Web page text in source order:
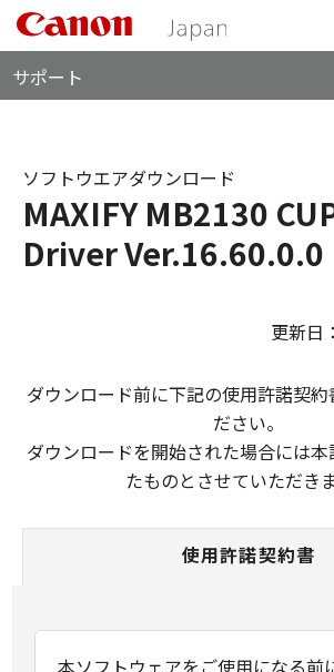
サポート
MAXIFY MB2130
Driver Ver.16.60.0.0
ソフトウエアダウンロード
更新日
ダウンロード前に下記の使用許諾契約
ださい。
ダウンロードを開始された場合には
たものとさせていただきま
使用許諾契約書
本ソフトウェアをご使用になる前